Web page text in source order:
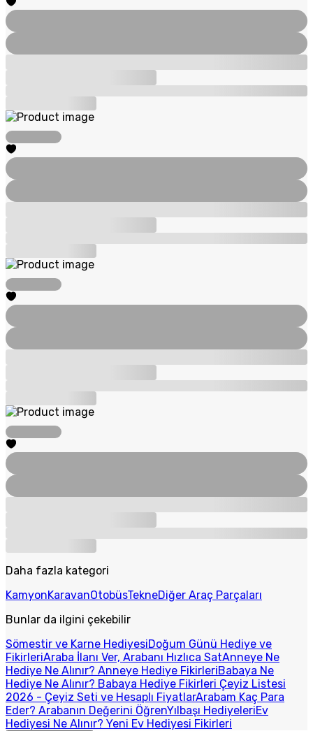
Daha fazla kategori
KamyonKaravanOtobüsTekneDiğer Araç Parçaları
Bunlar da ilgini çekebilir
Sömestir ve Karne HediyesiDoğum Günü Hediye ve
FikirleriAraba İlanı Ver, Arabanı Hızlıca SatAnneye Ne
Hediye Ne Alınır? Anneye Hediye FikirleriBabaya Ne
Hediye Ne Alınır? Babaya Hediye Fikirleri Çeyiz Listesi
2026 - Çeyiz Seti ve Hesaplı FiyatlarArabam Kaç Para
Eder? Arabanın Değerini ÖğrenYılbaşı HediyeleriEv
Hediyesi Ne Alınır? Yeni Ev Hediyesi Fikirleri